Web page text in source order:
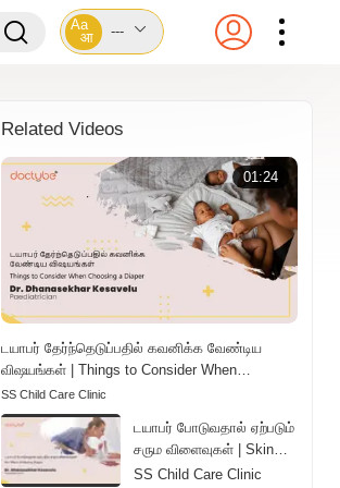
Aa
आ
---
Related Videos
01:24
டயாபர் தேர்ந்தெடுப்பதில் கவனிக்க வேண்டிய
விஷயங்கள் | Things to Consider When
Choosing a Diaper | Tamil
SS Child Care Clinic
டயாபர் போடுவதால் ஏற்படும்
சரும விளைவுகள் | Skin
Effects of Wearing
SS Child Care Clinic